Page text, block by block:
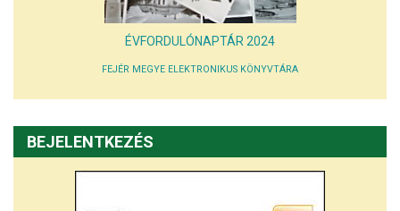
ÉVFORDULÓNAPTÁR 2024
FEJÉR MEGYE ELEKTRONIKUS KÖNYVTÁRA
BEJELENTKEZÉS